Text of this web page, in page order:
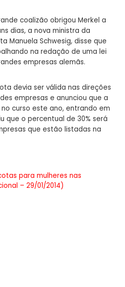
coalizão obrigou Merkel a
dias, a nova ministra da
Manuela Schwesig, disse que
na redação de uma lei
empresas alemãs.
devia ser válida nas direções
empresas e anunciou que a
curso este ano, entrando em
que o percentual de 30% será
que estão listadas na
para mulheres nas
– 29/01/2014)